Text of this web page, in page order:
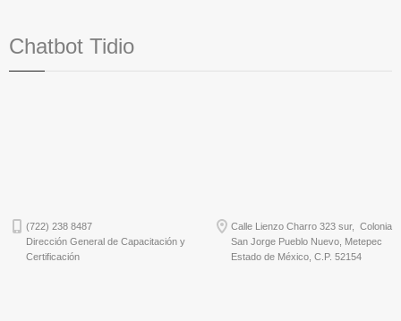
Chatbot Tidio
(722) 238 8487
Dirección General de Capacitación y
Certificación
Calle Lienzo Charro 323 sur, Colonia
San Jorge Pueblo Nuevo, Metepec
Estado de México, C.P. 52154